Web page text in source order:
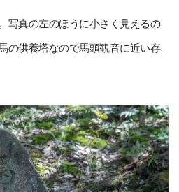
写真の左のほうに小さく見えるの
の供養塔なので馬頭観音に近い存